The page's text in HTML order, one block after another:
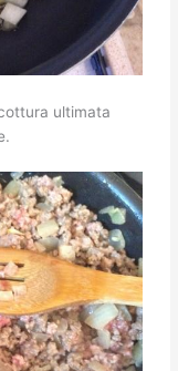
ultimata